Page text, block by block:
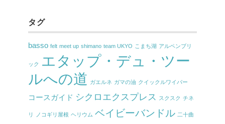
タグ
basso felt meet up shimano team UKYO こまち湖 アルペンブリ
ック
エタップ・デュ・ツー
ルへの道 ガエルネ ガマの油 クイックルワイパー
コースガイド シクロエクスプレス スクスク チネ
リ ノコギリ屋根 ヘリウム ベイビーバンドル 二十曲